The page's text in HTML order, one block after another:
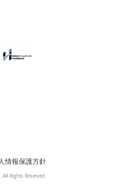
情報保護方針
Rights Reserved.